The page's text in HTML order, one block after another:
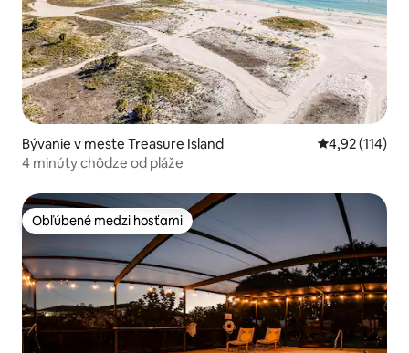
Bývanie v meste Treasure Island Priemerné
4,92 (114)
4 minúty chôdze od pláže
Obľúbené medzi hosťami
Obľúbené medzi hosťami